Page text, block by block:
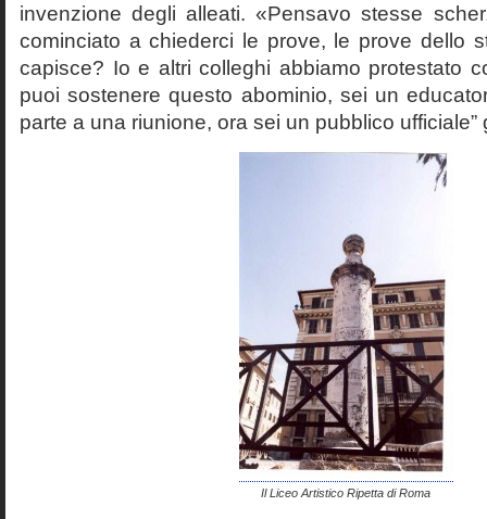
invenzione degli alleati. «Pensavo stesse
cominciato a chiederci le prove, le prove dello
capisce? Io e altri colleghi abbiamo protestato
puoi sostenere questo abominio, sei un
parte a una riunione, ora sei un pubblico ufficiale”
Il Liceo Artistico Ripetta di Roma